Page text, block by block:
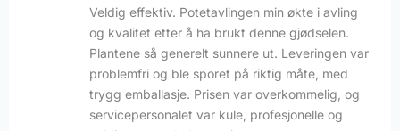
Veldig effektiv. Potetavlingen min økte i avling
og kvalitet etter å ha brukt denne gjødselen.
Plantene så generelt sunnere ut. Leveringen var
problemfri og ble sporet på riktig måte, med
trygg emballasje. Prisen var overkommelig, og
servicepersonalet var kule, profesjonelle og